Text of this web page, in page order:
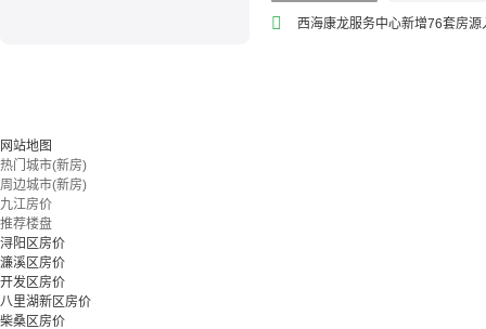
西海康龙服务中心新增76套房源
网站地图
热门城市(新房)
周边城市(新房)
九江房价
推荐楼盘
浔阳区房价
濂溪区房价
开发区房价
八里湖新区房价
柴桑区房价